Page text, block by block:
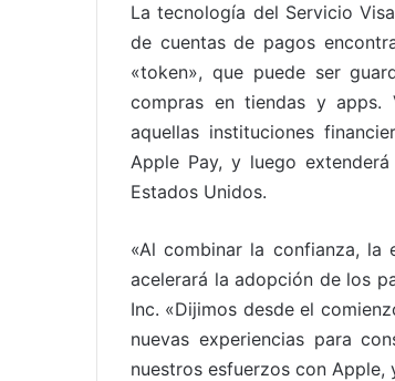
La tecnología del Servicio
de cuentas de pagos
«token», que puede ser
compras en tiendas y apps.
aquellas instituciones
Apple Pay, y luego
Estados Unidos.
«Al combinar la confianza,
acelerará la adopción de los
Inc. «Dijimos desde el
nuevas experiencias para
nuestros esfuerzos con Apple,